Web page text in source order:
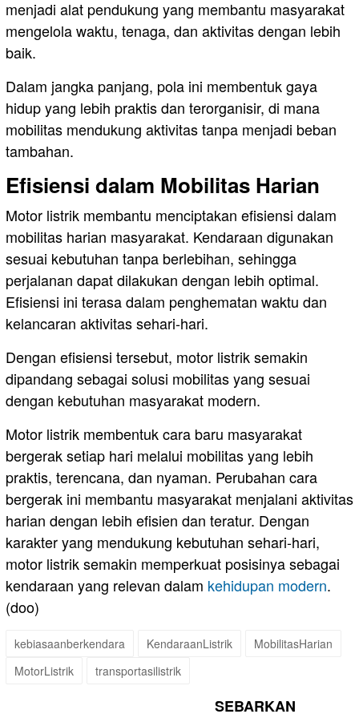
menjadi alat pendukung yang membantu masyarakat
mengelola waktu, tenaga, dan aktivitas dengan lebih
baik.
Dalam jangka panjang, pola ini membentuk gaya
hidup yang lebih praktis dan terorganisir, di mana
mobilitas mendukung aktivitas tanpa menjadi beban
tambahan.
Efisiensi dalam Mobilitas Harian
Motor listrik membantu menciptakan efisiensi dalam
mobilitas harian masyarakat. Kendaraan digunakan
sesuai kebutuhan tanpa berlebihan, sehingga
perjalanan dapat dilakukan dengan lebih optimal.
Efisiensi ini terasa dalam penghematan waktu dan
kelancaran aktivitas sehari-hari.
Dengan efisiensi tersebut, motor listrik semakin
dipandang sebagai solusi mobilitas yang sesuai
dengan kebutuhan masyarakat modern.
Motor listrik membentuk cara baru masyarakat
bergerak setiap hari melalui mobilitas yang lebih
praktis, terencana, dan nyaman. Perubahan cara
bergerak ini membantu masyarakat menjalani aktivitas
harian dengan lebih efisien dan teratur. Dengan
karakter yang mendukung kebutuhan sehari-hari,
motor listrik semakin memperkuat posisinya sebagai
kendaraan yang relevan dalam kehidupan modern.
(doo)
kebiasaanberkendara KendaraanListrik
MobilitasHarian
MotorListrik
transportasilistrik
SEBARKAN